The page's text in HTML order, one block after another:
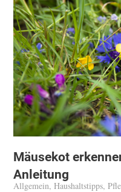
Mäusekot
Anleitung
Allgemein,Haushaltstipps,